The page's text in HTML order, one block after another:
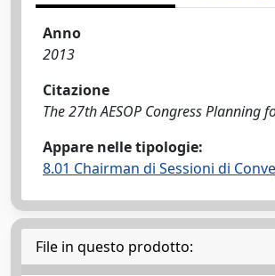
Anno
2013
Citazione
The 27th AESOP Congress Planning
Appare nelle tipologie:
8.01 Chairman di Sessioni di
File in questo prodotto: